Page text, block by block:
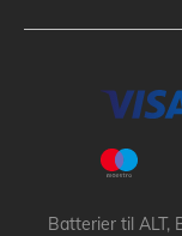
Batterier til ALT,